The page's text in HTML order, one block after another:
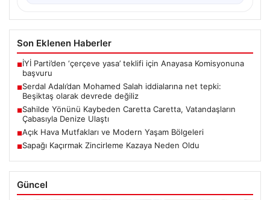
Son Eklenen Haberler
■İYİ Parti’den ‘çerçeve yasa’ teklifi için Anayasa Komisyonuna
başvuru
■Serdal Adalı’dan Mohamed Salah iddialarına net tepki:
Beşiktaş olarak devrede değiliz
■Sahilde Yönünü Kaybeden Caretta Caretta, Vatandaşların
Çabasıyla Denize Ulaştı
■Açık Hava Mutfakları ve Modern Yaşam Bölgeleri
■Sapağı Kaçırmak Zincirleme Kazaya Neden Oldu
Güncel